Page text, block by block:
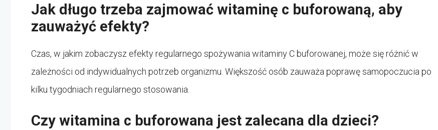
Jak długo trzeba zajmować witaminę c buforowaną, aby
zauważyć efekty?
Czas, w jakim zobaczysz efekty regularnego spożywania witaminy C buforowanej, może się różnić w
zależności od indywidualnych potrzeb organizmu. Większość osób zauważa poprawę samopoczucia po
kilku tygodniach regularnego stosowania.
Czy witamina c buforowana jest zalecana dla dzieci?